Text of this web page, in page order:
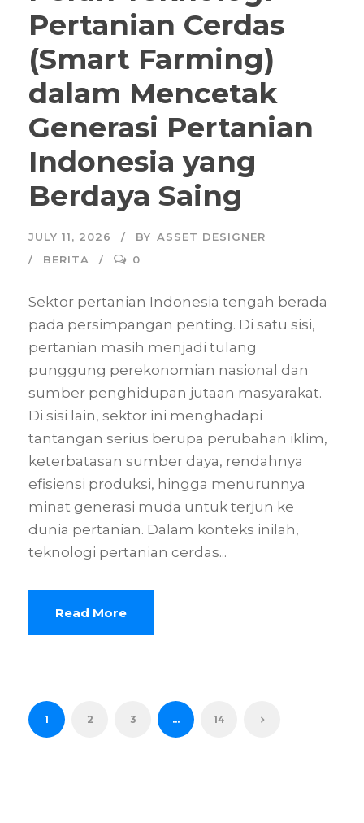
Pertanian Cerdas
(Smart Farming)
dalam Mencetak
Generasi Pertanian
Indonesia yang
Berdaya Saing
JULY 11, 2026 BY ASSET DESIGNER
BERITA
0
Sektor pertanian Indonesia tengah berada
pada persimpangan penting. Di satu sisi,
pertanian masih menjadi tulang
punggung perekonomian nasional dan
sumber penghidupan jutaan masyarakat.
Di sisi lain, sektor ini menghadapi
tantangan serius berupa perubahan iklim,
keterbatasan sumber daya, rendahnya
efisiensi produksi, hingga menurunnya
minat generasi muda untuk terjun ke
dunia pertanian. Dalam konteks inilah,
teknologi pertanian cerdas...
Read More
1 2 3 … 14